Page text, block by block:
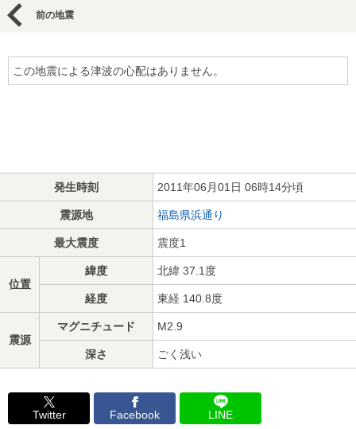
前の地震
この地震による津波の心配はありません。
発生時刻 2011年06月01日 06時14分頃
震源地 福島県浜通り
最大震度 震度1
位置
緯度 北緯 37.1度
経度 東経 140.8度
震源
マグニチュード M2.9
深さ ごく浅い
Twitter Facebook LINE